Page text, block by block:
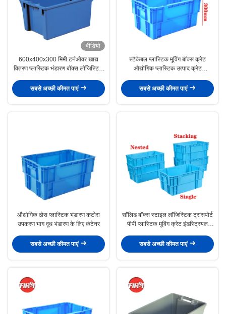
वीडियो
600x400x300 मिमी टर्नओवर खाद्य
वितरण प्लास्टिक भंडारण बॉक्स लॉजिस्टिक
सबसे अच्छी कीमत पाएं
स्टैकेबल प्लास्टिक मूविंग बॉक्स क्रेट
औद्योगिक प्लास्टिक उत्पाद क्रेट
सबसे अच्छी कीमत पाएं
औद्योगिक ठोस प्लास्टिक भंडारण कटोरा
उपकरण भाग दूध भंडारण के लिए कंटेनर
सबसे अच्छी कीमत पाएं
सॉलिड बॉक्स स्टाइल लॉजिस्टिक ट्रांसपोर्ट
पीपी प्लास्टिक मूविंग क्रेट इंडस्ट्रियल
सबसे अच्छी कीमत पाएं